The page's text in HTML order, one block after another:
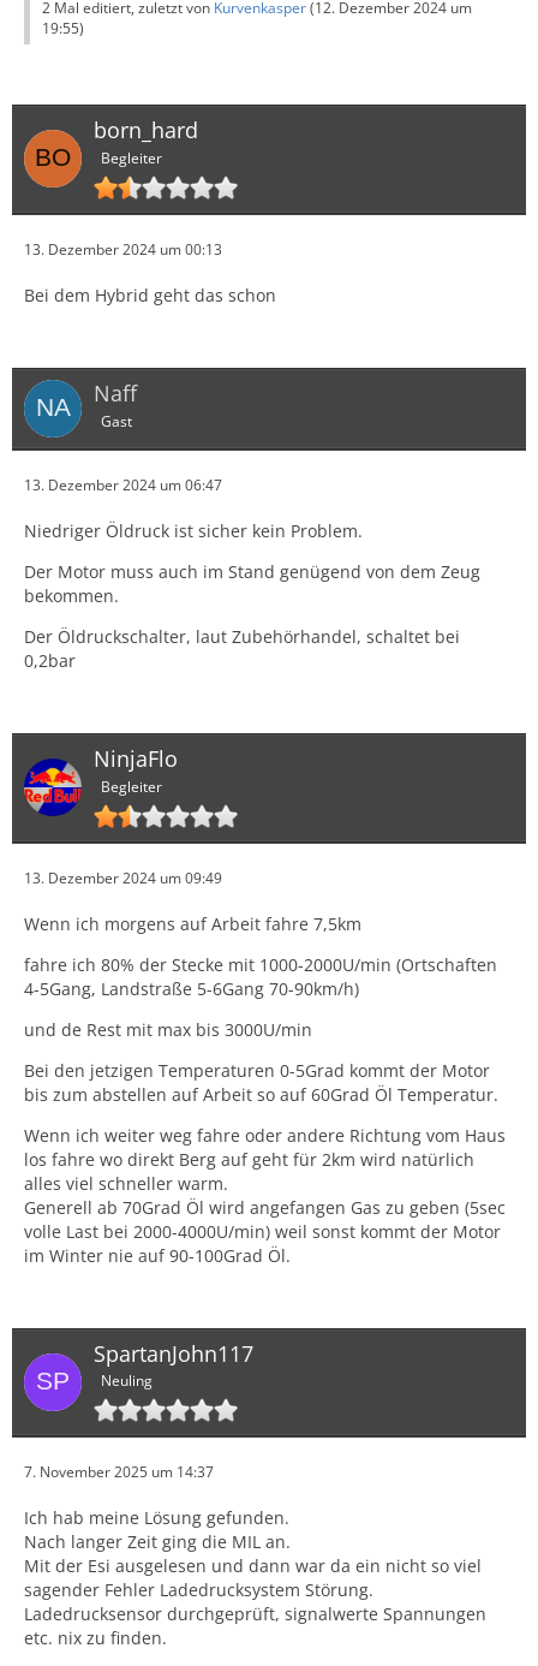
2 Mal editiert, zuletzt von Kurvenkasper(12. Dezember 2024 um
19:55)
born_hard
Begleiter
13. Dezember 2024 um 00:13
Bei dem Hybrid geht das schon
Naff
Gast
13. Dezember 2024 um 06:47
Niedriger Öldruck ist sicher kein Problem.
Der Motor muss auch im Stand genügend von dem Zeug
bekommen.
Der Öldruckschalter, laut Zubehörhandel, schaltet bei
0,2bar
NinjaFlo
Begleiter
13. Dezember 2024 um 09:49
Wenn ich morgens auf Arbeit fahre 7,5km
fahre ich 80% der Stecke mit 1000-2000U/min (Ortschaften
4-5Gang, Landstraße 5-6Gang 70-90km/h)
und de Rest mit max bis 3000U/min
Bei den jetzigen Temperaturen 0-5Grad kommt der Motor
bis zum abstellen auf Arbeit so auf 60Grad Öl Temperatur.
Wenn ich weiter weg fahre oder andere Richtung vom Haus
los fahre wo direkt Berg auf geht für 2km wird natürlich
alles viel schneller warm.
Generell ab 70Grad Öl wird angefangen Gas zu geben (5sec
volle Last bei 2000-4000U/min) weil sonst kommt der Motor
im Winter nie auf 90-100Grad Öl.
SpartanJohn117
Neuling
7. November 2025 um 14:37
Ich hab meine Lösung gefunden.
Nach langer Zeit ging die MIL an.
Mit der Esi ausgelesen und dann war da ein nicht so viel
sagender Fehler Ladedrucksystem Störung.
Ladedrucksensor durchgeprüft, signalwerte Spannungen
etc. nix zu finden.